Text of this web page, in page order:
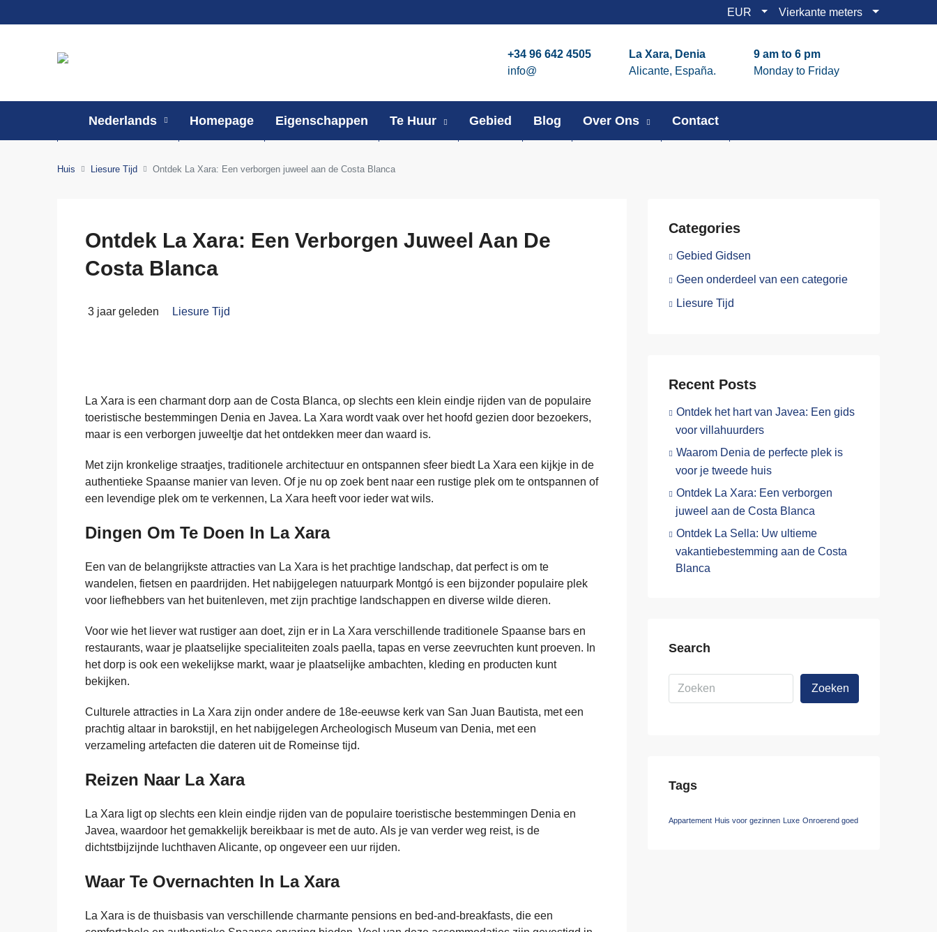
EUR Vierkante meters
+34 96 642 4505
info@
La Xara, Denia
Alicante, España.
9 am to 6 pm
Monday to Friday
Nederlands Homepage Eigenschappen Te Huur Gebied Blog Over Ons Contact
Huis Liesure Tijd Ontdek La Xara: Een verborgen juweel aan de Costa Blanca
Ontdek La Xara: Een Verborgen Juweel Aan De
Costa Blanca
3 jaar geleden Liesure Tijd
La Xara is een charmant dorp aan de Costa Blanca, op slechts een klein eindje rijden van de populaire
toeristische bestemmingen Denia en Javea. La Xara wordt vaak over het hoofd gezien door bezoekers,
maar is een verborgen juweeltje dat het ontdekken meer dan waard is.
Met zijn kronkelige straatjes, traditionele architectuur en ontspannen sfeer biedt La Xara een kijkje in de
authentieke Spaanse manier van leven. Of je nu op zoek bent naar een rustige plek om te ontspannen of
een levendige plek om te verkennen, La Xara heeft voor ieder wat wils.
Dingen Om Te Doen In La Xara
Een van de belangrijkste attracties van La Xara is het prachtige landschap, dat perfect is om te
wandelen, fietsen en paardrijden. Het nabijgelegen natuurpark Montgó is een bijzonder populaire plek
voor liefhebbers van het buitenleven, met zijn prachtige landschappen en diverse wilde dieren.
Voor wie het liever wat rustiger aan doet, zijn er in La Xara verschillende traditionele Spaanse bars en
restaurants, waar je plaatselijke specialiteiten zoals paella, tapas en verse zeevruchten kunt proeven. In
het dorp is ook een wekelijkse markt, waar je plaatselijke ambachten, kleding en producten kunt
bekijken.
Culturele attracties in La Xara zijn onder andere de 18e-eeuwse kerk van San Juan Bautista, met een
prachtig altaar in barokstijl, en het nabijgelegen Archeologisch Museum van Denia, met een
verzameling artefacten die dateren uit de Romeinse tijd.
Reizen Naar La Xara
La Xara ligt op slechts een klein eindje rijden van de populaire toeristische bestemmingen Denia en
Javea, waardoor het gemakkelijk bereikbaar is met de auto. Als je van verder weg reist, is de
dichtstbijzijnde luchthaven Alicante, op ongeveer een uur rijden.
Waar Te Overnachten In La Xara
La Xara is de thuisbasis van verschillende charmante pensions en bed-and-breakfasts, die een
Categories
Gebied Gidsen
Geen onderdeel van een categorie
Liesure Tijd
Recent Posts
Ontdek het hart van Javea: Een gids
voor villahuurders
Waarom Denia de perfecte plek is
voor je tweede huis
Ontdek La Xara: Een verborgen
juweel aan de Costa Blanca
Ontdek La Sella: Uw ultieme
vakantiebestemming aan de Costa
Blanca
Search
Zoeken
Tags
Appartement Huis voor gezinnen Luxe Onroerend goed